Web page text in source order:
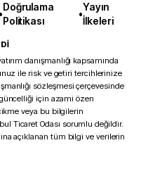
•
Doğrulama
Politikası
•
Yayın
İlkeleri
danışmanlığı kapsamında
ile risk ve getiri tercihlerinize
sözleşmesi çerçevesinde
için azami özen
veya bu bilgilerin
Ticaret Odası sorumlu değildir.
açıklanan tüm bilgi ve verilerin